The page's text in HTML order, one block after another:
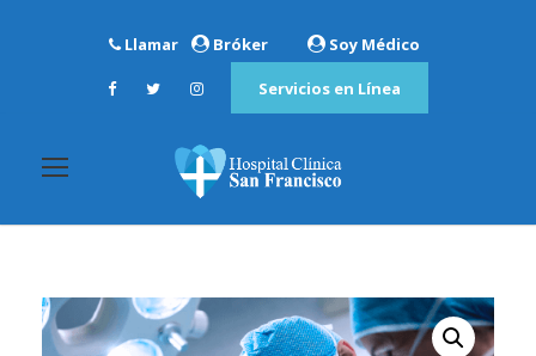
Llamar Bróker Soy Médico
Servicios en Línea